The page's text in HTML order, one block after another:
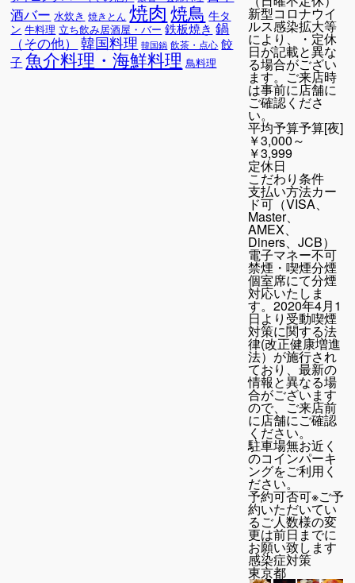
酒バー 水炊き 焼きとん 焼肉焼鳥 牛タ
ン 牛料理 立ち飲み居酒屋・バー 鉄板焼き 鍋
（その他） 韓国料理 韓国鍋 飲茶・点心 餃
子 魚介料理・海鮮料理 鳥料理
新型コロナウイ
ルス感染拡大等
により、・定休
日が記載と異な
る場合がござい
ます。ご来店時
は事前に店舗に
ご確認くださ
い。
平均予算予算[夜]
￥3,000～
￥3,999
定休日
こだわり条件
支払い方法カー
ド可（VISA、
Master、
AMEX、
Diners、JCB）
電子マネー不可
禁煙・喫煙分煙
個室席にて分煙
対応いたしま
す。2020年4月1
日より受動喫煙
対策に関する法
律(改正健康増進
法）が施行され
ており、最新の
情報と異なる場
合がございます
ので、ご来店前
に店舗にご確認
ください。
駐車場無お近く
のコインパーキ
ングをご利用く
ださい。
予約可否可※ご予
約いただいてい
るご人数様の変
更は前日までに
お願い致します
感染症対策
東京都